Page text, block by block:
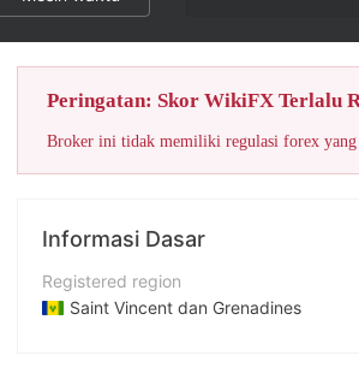
Peringatan: Skor WikiFX Terlalu
Broker ini tidak memiliki regulasi forex yang
Informasi Dasar
Registered region
Saint Vincent dan Grenadines